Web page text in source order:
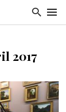
2017